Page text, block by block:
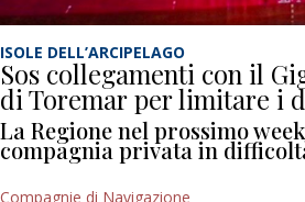
ISOLE DELL’ARCIPELAGO
Sos collegamenti con il
di Toremar per limitare i
La Regione nel prossimo
compagnia privata in
Compagnie di Navigazione